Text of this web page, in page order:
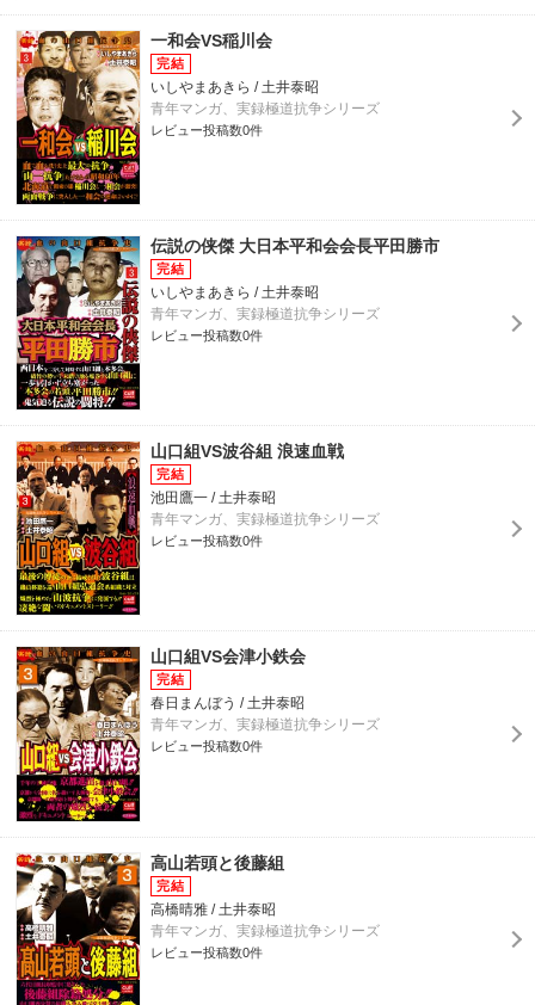
一和会VS稲川会
いしやまあきら / 土井泰昭
青年マンガ、実録極道抗争シリーズ
レビュー投稿数0件
伝説の侠傑 大日本平和会会長平田勝市
いしやまあきら / 土井泰昭
青年マンガ、実録極道抗争シリーズ
レビュー投稿数0件
山口組VS波谷組 浪速血戦
池田鷹一 / 土井泰昭
青年マンガ、実録極道抗争シリーズ
レビュー投稿数0件
山口組VS会津小鉄会
春日まんぼう / 土井泰昭
青年マンガ、実録極道抗争シリーズ
レビュー投稿数0件
高山若頭と後藤組
高橋晴雅 / 土井泰昭
青年マンガ、実録極道抗争シリーズ
レビュー投稿数0件